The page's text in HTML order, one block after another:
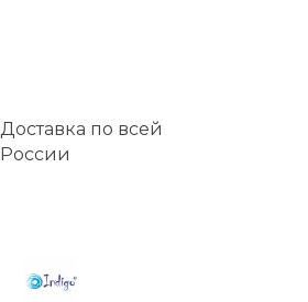
Доставка по всей
России